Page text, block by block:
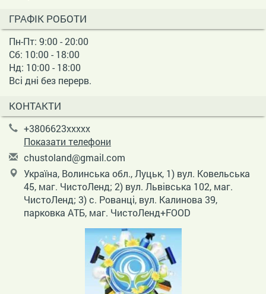
ГРАФІК РОБОТИ
Пн-Пт: 9:00 - 20:00
Сб: 10:00 - 18:00
Нд: 10:00 - 18:00
Всі дні без перерв.
КОНТАКТИ
+3806623xxxxx
Показати телефони
chustoland@gmail.com
Україна, Волинська обл., Луцьк, 1) вул. Ковельська
45, маг. ЧистоЛенд; 2) вул. Львівська 102, маг.
ЧистоЛенд; 3) с. Рованці, вул. Калинова 39,
парковка АТБ, маг. ЧистоЛенд+FOOD